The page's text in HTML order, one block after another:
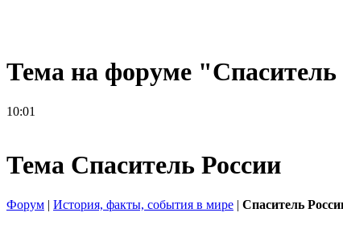
Тема на форуме "Спаситель
10:01
Тема Спаситель России
Форум | История, факты, события в мире | Спаситель